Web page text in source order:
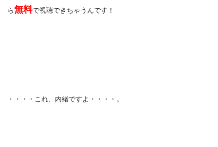
ら無料で視聴できちゃうんです！
・・・・これ、内緒ですよ・・・・。